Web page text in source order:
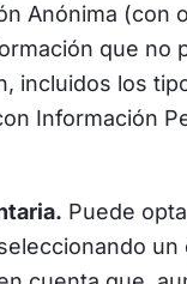
Anónima (con
que no
incluidos los
Información
Puede